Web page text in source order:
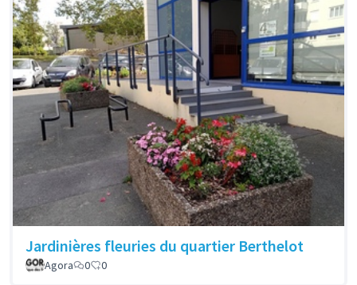
Jardinières fleuries du quartier Berthelot
Agora 0 0